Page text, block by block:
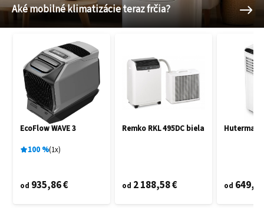
Aké mobilné klimatizácie teraz frčia?
EcoFlow WAVE 3
100% 1x
od 935,86 €
Remko RKL 495DC biela
od 2 188,58 €
Hutermann
od